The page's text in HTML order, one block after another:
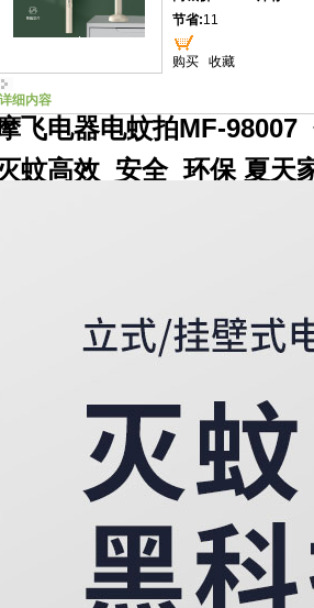
节省:11
购买 收藏
详细内容
飞电器电蚊拍MF-98007
蚊高效 安全 环保 夏天